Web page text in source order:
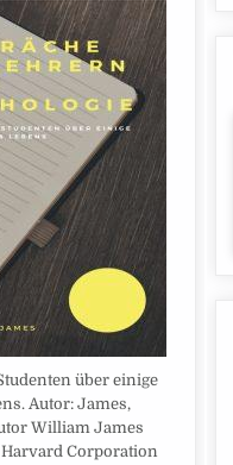
über einige
Autor: James,
William James
Corporation